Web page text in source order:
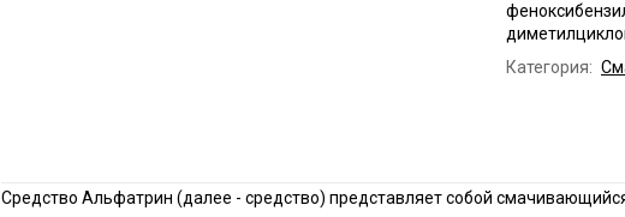
Категория:
Средство Альфатрин (далее - средство) представляет собой